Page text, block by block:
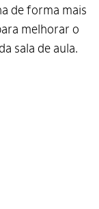
de forma mais
melhorar o
sala de aula.